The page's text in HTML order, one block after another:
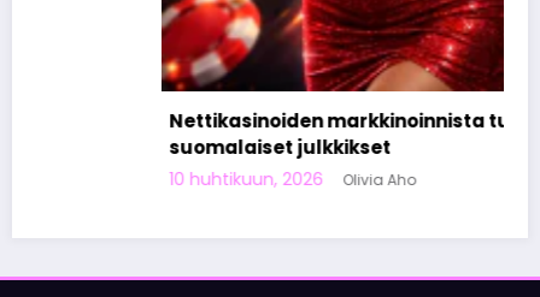
Nettikasinoiden markkinoinnista tunnetut
suomalaiset julkkikset
10 huhtikuun, 2026 Olivia Aho